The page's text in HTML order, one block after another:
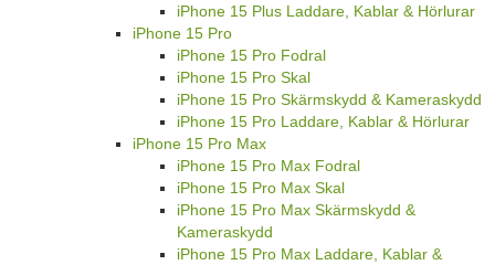
iPhone 15 Plus Laddare, Kablar & Hörlurar
iPhone 15 Pro
iPhone 15 Pro Fodral
iPhone 15 Pro Skal
iPhone 15 Pro Skärmskydd & Kameraskydd
iPhone 15 Pro Laddare, Kablar & Hörlurar
iPhone 15 Pro Max
iPhone 15 Pro Max Fodral
iPhone 15 Pro Max Skal
iPhone 15 Pro Max Skärmskydd &
Kameraskydd
iPhone 15 Pro Max Laddare, Kablar &